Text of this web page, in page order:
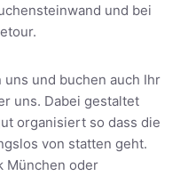
und bei
und buchen auch Ihr
uns. Dabei gestaltet
organisiert so dass die
von statten geht.
München oder